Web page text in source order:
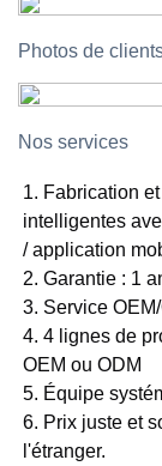
Photos de
Nos services
1. Fabrication
intelligentes
/ application
2. Garantie : 1
3. Service
4. 4 lignes de
OEM ou ODM
5. Équipe
6. Prix juste et
l'étranger.